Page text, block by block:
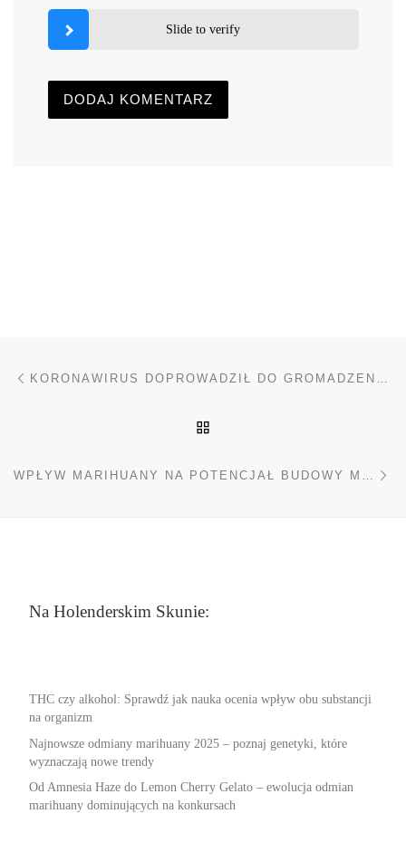
Slide to verify
Nawigacja wpisu
Na Holenderskim Skunie:
THC czy alkohol: Sprawdź jak nauka ocenia wpływ obu substancji
na organizm
Najnowsze odmiany marihuany 2025 – poznaj genetyki, które
wyznaczają nowe trendy
Od Amnesia Haze do Lemon Cherry Gelato – ewolucja odmian
marihuany dominujących na konkursach